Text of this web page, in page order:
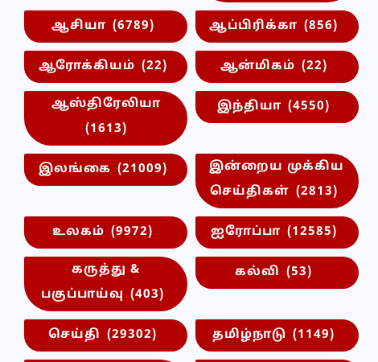
ஆசியா (6789) ஆப்பிரிக்கா (856)
ஆரோக்கியம் (22) ஆன்மிகம் (22)
ஆஸ்திரேலியா
(1613)
இந்தியா (4550)
இலங்கை (21009)
இன்றைய முக்கிய
செய்திகள் (2813)
உலகம் (9972) ஐரோப்பா (12585)
கருத்து &
பகுப்பாய்வு (403)
கல்வி (53)
செய்தி (29302) தமிழ்நாடு (1149)